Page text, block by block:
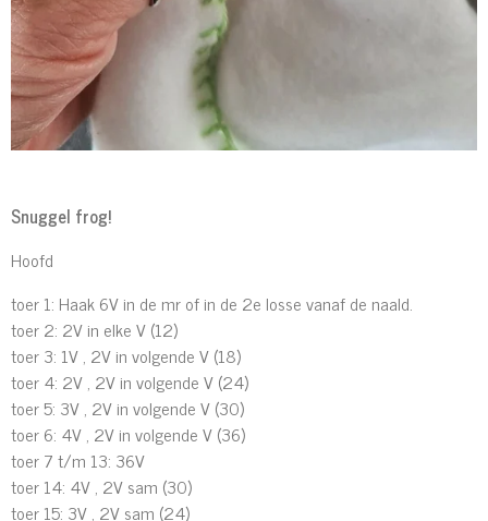
Snuggel frog!
Hoofd
toer 1: Haak 6V in de mr of in de 2e losse vanaf de naald.
toer 2: 2V in elke V (12)
toer 3: 1V , 2V in volgende V (18)
toer 4: 2V , 2V in volgende V (24)
toer 5: 3V , 2V in volgende V (30)
toer 6: 4V , 2V in volgende V (36)
toer 7 t/m 13: 36V
toer 14: 4V , 2V sam (30)
toer 15: 3V , 2V sam (24)